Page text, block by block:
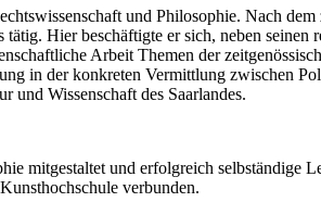
und Philosophie. Nach dem
Hier beschäftigte er sich, neben seinen
Arbeit Themen der
in der konkreten Vermittlung zwischen
Wissenschaft des Saarlandes.
mitgestaltet und erfolgreich selbständige
verbunden.